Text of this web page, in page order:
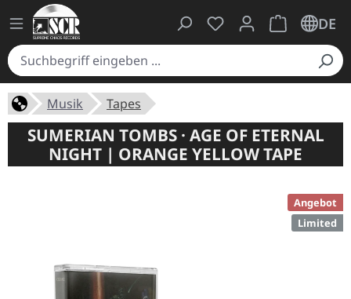
Du hast 0 Produkte
Warenkorb
DE
Musik Tapes
SUMERIAN TOMBS · AGE OF ETERNAL
NIGHT | ORANGE YELLOW TAPE
Angebot
Limited